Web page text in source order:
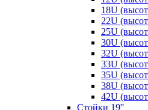
18U
22U
25U
30U
32U
33U
35U
38U
42U
Стойки 19''